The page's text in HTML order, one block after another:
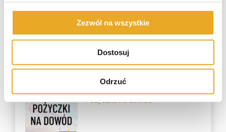
Zezwól na wszystkie
Dostosuj
Odrzuć
Najczęściej czytane
Pożyczka na dowód